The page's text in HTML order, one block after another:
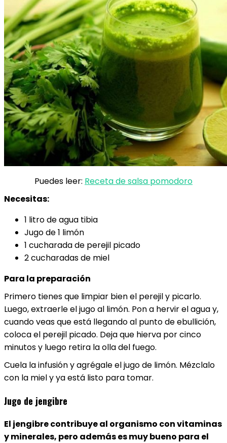
Puedes leer: Receta de salsa pomodoro
Necesitas:
1 litro de agua tibia
Jugo de 1 limón
1 cucharada de perejil picado
2 cucharadas de miel
Para la preparación
Primero tienes que limpiar bien el perejil y picarlo.
Luego, extraerle el jugo al limón. Pon a hervir el agua y,
cuando veas que está llegando al punto de ebullición,
coloca el perejil picado. Deja que hierva por cinco
minutos y luego retira la olla del fuego.
Cuela la infusión y agrégale el jugo de limón. Mézclalo
con la miel y ya está listo para tomar.
Jugo de jengibre
El jengibre contribuye al organismo con vitaminas
y minerales, pero además es muy bueno para el